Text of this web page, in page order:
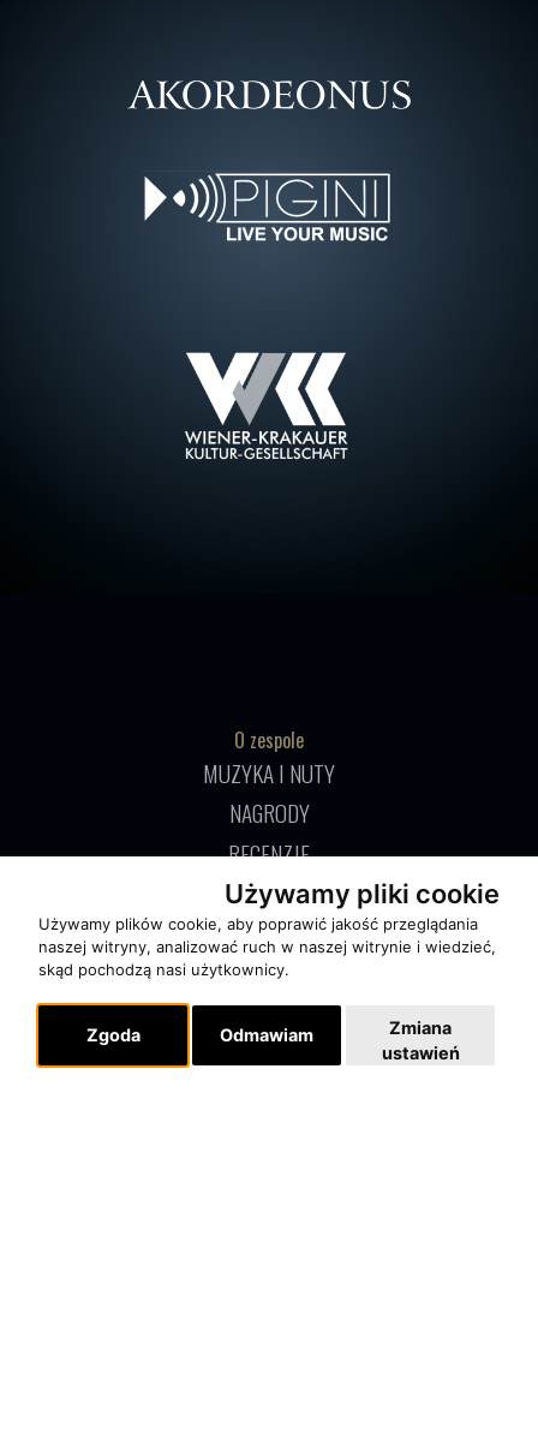
Używamy pliki cookie
Używamy plików cookie, aby poprawić jakość przeglądania
naszej witryny, analizować ruch w naszej witrynie i wiedzieć,
skąd pochodzą nasi użytkownicy.
Zgoda Odmawiam
Zmiana
ustawień
O zespole
MUZYKA I NUTY
NAGRODY
RECENZJE
Pomoc
KONTAKT
POLITYKA PRYWATNOŚCI
Dla organizatorów